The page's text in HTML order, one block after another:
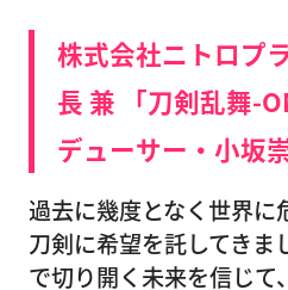
株式会社ニトロプ
長 兼 「刀剣乱舞-
デューサー・小坂
過去に幾度となく世界に
刀剣に希望を託してきま
で切り開く未来を信じて